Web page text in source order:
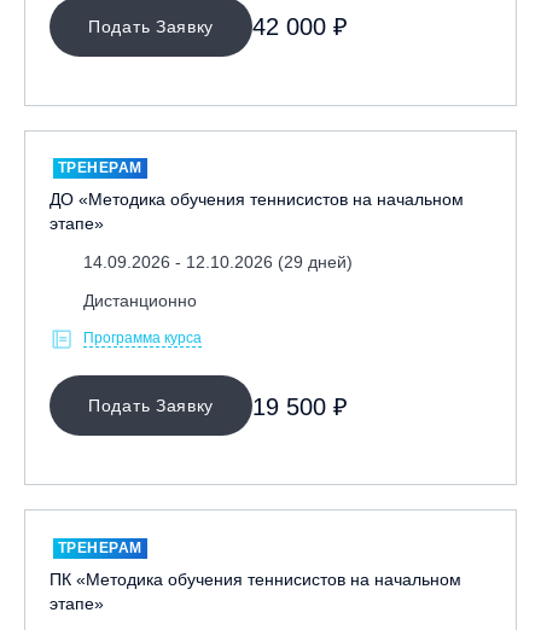
Подать Заявку 42 000 ₽
ТРЕНЕРАМ
ДО «Методика обучения теннисистов на начальном
этапе»
14.09.2026 - 12.10.2026 (29 дней)
Дистанционно
Программа курса
Подать Заявку 19 500 ₽
ТРЕНЕРАМ
ПК «Методика обучения теннисистов на начальном
этапе»